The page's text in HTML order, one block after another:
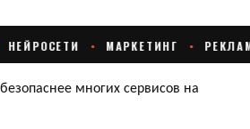
многих сервисов на